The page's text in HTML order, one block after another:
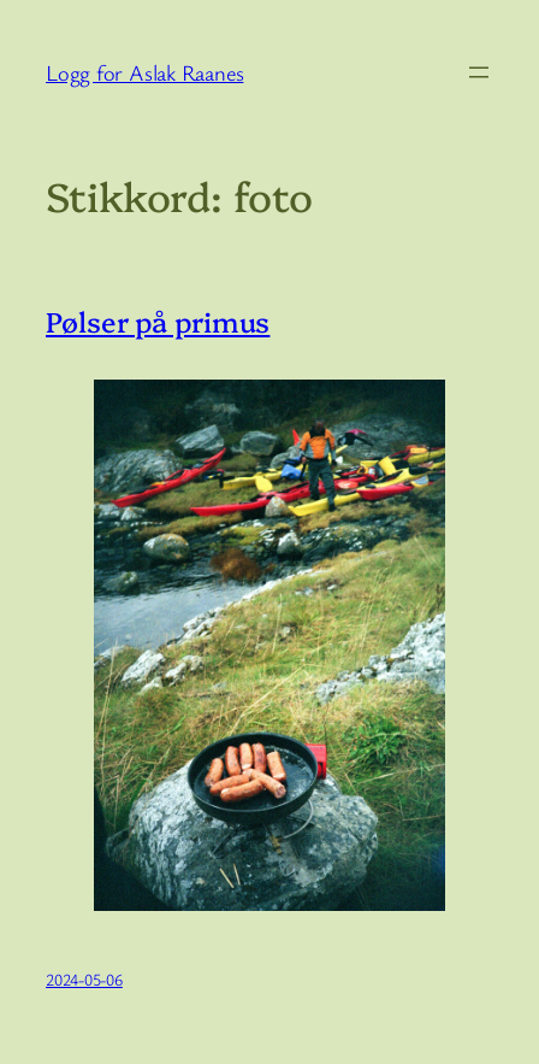
innhold
Logg for Aslak Raanes
Stikkord: foto
Pølser på primus
2024-05-06